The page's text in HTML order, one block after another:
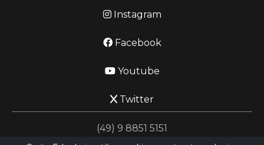
Instagram
Facebook
Youtube
Twitter
(49) 9 8851 5151